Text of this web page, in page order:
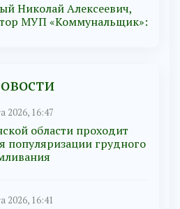
Николай Алексеевич,
МУП «Коммунальщик»:
2026, 16:47
области проходит
популяризации грудного
2026, 16:41